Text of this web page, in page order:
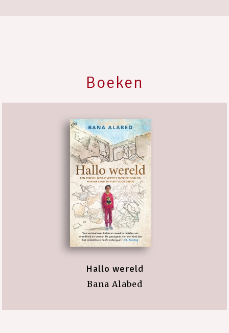
Boeken
Hallo wereld
Bana Alabed